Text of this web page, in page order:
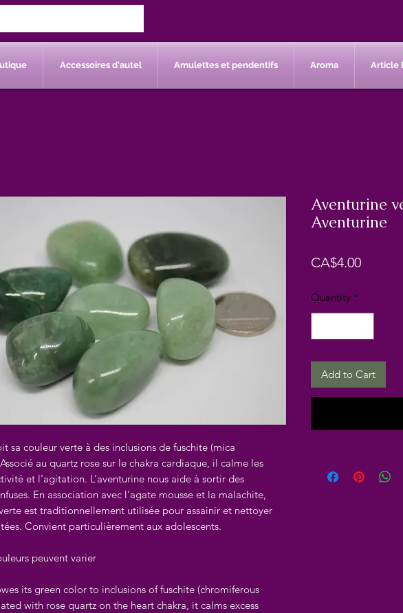
Accessoires d'autel Amulettes et pendentifs Aroma Article
sa couleur verte à des inclusions de fuschite (mica
au quartz rose sur le chakra cardiaque, il calme les
et l'agitation. L’aventurine nous aide à sortir des
En association avec l'agate mousse et la malachite,
est traditionnellement utilisée pour assainir et nettoyer
Convient particulièrement aux adolescents.
peuvent varier
its green color to inclusions of fuschite (chromiferous
with rose quartz on the heart chakra, it calms excess
Aventurine
Aventurine
CA$4.00Price
Quantity *
Add to Cart